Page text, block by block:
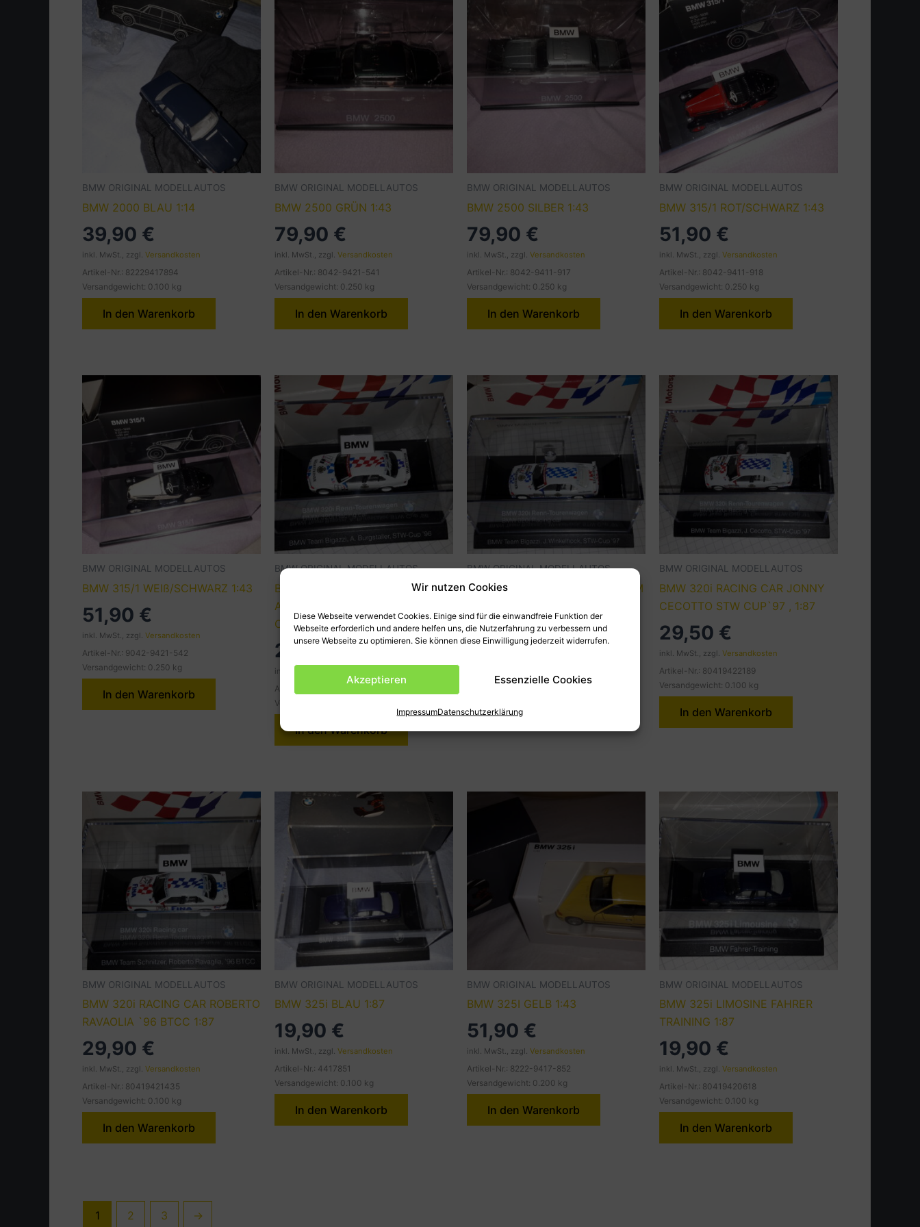
Wir nutzen Cookies
Diese Webseite verwendet Cookies. Einige sind für die einwandfreie Funktion der
Webseite erforderlich und andere helfen uns, die Nutzerfahrung zu verbessern und
unsere Webseite zu optimieren. Sie können diese Einwilligung jederzeit widerrufen.
Akzeptieren Essenzielle Cookies
ImpressumDatenschutzerklärung
BMW ORIGINAL MODELLAUTOS
BMW 2000 BLAU 1:14
39,90 €
inkl. MwSt., zzgl. Versandkosten
Artikel-Nr.: 82229417894
Versandgewicht: 0.100 kg
In den Warenkorb
BMW ORIGINAL MODELLAUTOS
BMW 2500 GRÜN 1:43
79,90 €
inkl. MwSt., zzgl. Versandkosten
Artikel-Nr.: 8042-9421-541
Versandgewicht: 0.250 kg
In den Warenkorb
BMW ORIGINAL MODELLAUTOS
BMW 2500 SILBER 1:43
79,90 €
inkl. MwSt., zzgl. Versandkosten
Artikel-Nr.: 8042-9411-917
Versandgewicht: 0.250 kg
In den Warenkorb
BMW ORIGINAL MODELLAUTOS
BMW 315/1 ROT/SCHWARZ 1:43
51,90 €
inkl. MwSt., zzgl. Versandkosten
Artikel-Nr.: 8042-9411-918
Versandgewicht: 0.250 kg
In den Warenkorb
BMW ORIGINAL MODELLAUTOS
BMW 315/1 WEIß/SCHWARZ 1:43
51,90 €
inkl. MwSt., zzgl. Versandkosten
Artikel-Nr.: 9042-9421-542
Versandgewicht: 0.250 kg
In den Warenkorb
BMW ORIGINAL MODELLAUTOS
BMW 320i RACING CAR
ALEXANDER BURGSTALLER STW
CUP`97, 1:87
29,50€
inkl. MwSt., zzgl.
Artikel-Nr.: 80419421438
Versandgewicht: 0.100 kg
In den Warenkorb
BMW ORIGINAL MODELLAUTOS
BMW 320i RACING CAR JOACHIM
29,50€
Versandgewicht: 0.100 kg
In den Warenkorb
BMW ORIGINAL MODELLAUTOS
BMW 320i RACING CAR JONNY
CECOTTO STW CUP`97 , 1:87
29,50 €
inkl. MwSt., zzgl. Versandkosten
Artikel-Nr.: 80419422189
Versandgewicht: 0.100 kg
In den Warenkorb
BMW ORIGINAL MODELLAUTOS
BMW 320i RACING CAR ROBERTO
RAVAOLIA `96 BTCC 1:87
29,90 €
inkl. MwSt., zzgl. Versandkosten
Artikel-Nr.: 80419421435
Versandgewicht: 0.100 kg
In den Warenkorb
BMW ORIGINAL MODELLAUTOS
BMW 325i BLAU 1:87
19,90 €
inkl. MwSt., zzgl. Versandkosten
Artikel-Nr.: 4417851
Versandgewicht: 0.100 kg
In den Warenkorb
BMW ORIGINAL MODELLAUTOS
BMW 325I GELB 1:43
51,90 €
inkl. MwSt., zzgl. Versandkosten
Artikel-Nr.: 8222-9417-852
Versandgewicht: 0.200 kg
In den Warenkorb
BMW ORIGINAL MODELLAUTOS
BMW 325i LIMOSINE FAHRER
TRAINING 1:87
19,90 €
inkl. MwSt., zzgl. Versandkosten
Artikel-Nr.: 80419420618
Versandgewicht: 0.100 kg
In den Warenkorb
1 2 3 →